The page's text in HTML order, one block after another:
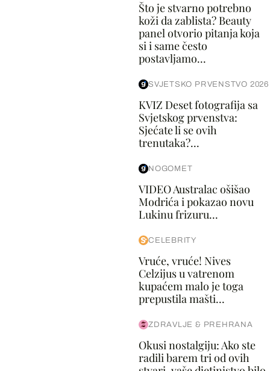
Što je stvarno potrebno
koži da zablista? Beauty
panel otvorio pitanja koja
si i same često
postavljamo...
SVJETSKO PRVENSTVO 2026
KVIZ Deset fotografija sa
Svjetskog prvenstva:
Sjećate li se ovih
trenutaka?...
NOGOMET
VIDEO Australac ošišao
Modrića i pokazao novu
Lukinu frizuru...
CELEBRITY
Vruće, vruće! Nives
Celzijus u vatrenom
kupaćem malo je toga
prepustila mašti...
ZDRAVLJE & PREHRANA
Okusi nostalgiju: Ako ste
radili barem tri od ovih